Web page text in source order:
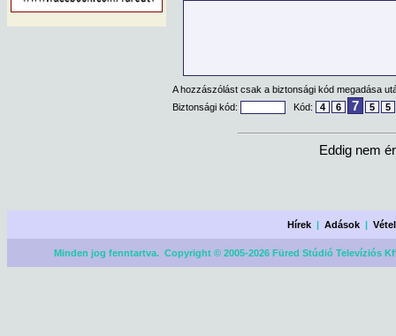
A hozzászólást csak a biztonsági kód megadása
Biztonsági kód:
Kód: 4 6 7 5 5
Eddig nem
Hírek |Adások |
Minden jog fenntartva. Copyright © 2005-2026 Füred Stúdió Televíziós